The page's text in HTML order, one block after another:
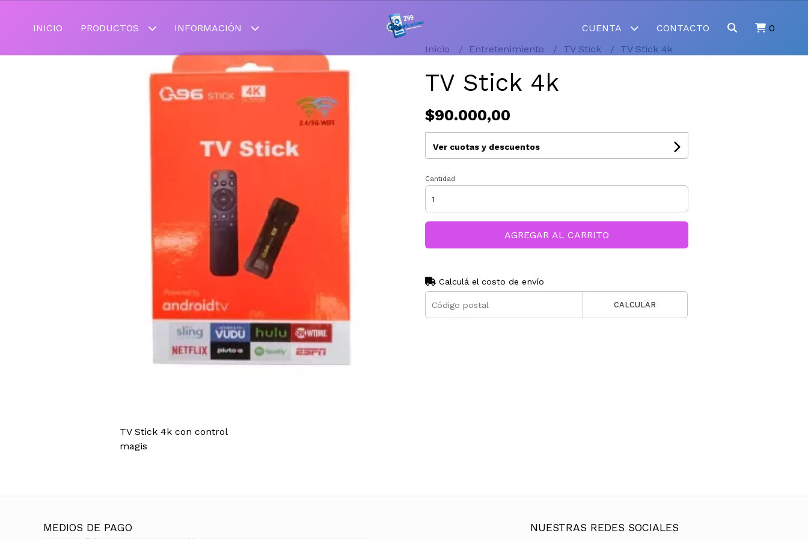
INICIO PRODUCTOS INFORMACIÓN CUENTA CONTACTO 0
TV Stick 4k con control
magis
Inicio Entretenimiento TV Stick TV Stick 4k
TV Stick 4k
$90.000,00
Ver cuotas y descuentos
Cantidad
AGREGAR AL CARRITO
Calculá el costo de envío
CALCULAR
MEDIOS DE PAGO NUESTRAS REDES SOCIALES